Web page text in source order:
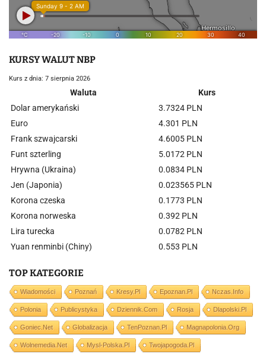
KURSY WALUT NBP
Kurs z dnia: 7 sierpnia 2026
Waluta
Kurs
Dolar amerykański
3.7324 PLN
Euro
4.301 PLN
Frank szwajcarski
4.6005 PLN
Funt szterling
5.0172 PLN
Hrywna (Ukraina)
0.0834 PLN
Jen (Japonia)
0.023565 PLN
Korona czeska
0.1773 PLN
Korona norweska
0.392 PLN
Lira turecka
0.0782 PLN
Yuan renminbi (Chiny)
0.553 PLN
TOP KATEGORIE
Wiadomości Poznań Kresy.pl Epoznan.pl Nczas.info
Polonia Publicystyka Dziennik.com Rosja Dlapolski.pl
Goniec.net Globalizacja TenPoznan.pl Magnapolonia.org
Wolnemedia.net Mysl-Polska.pl Twojapogoda.pl